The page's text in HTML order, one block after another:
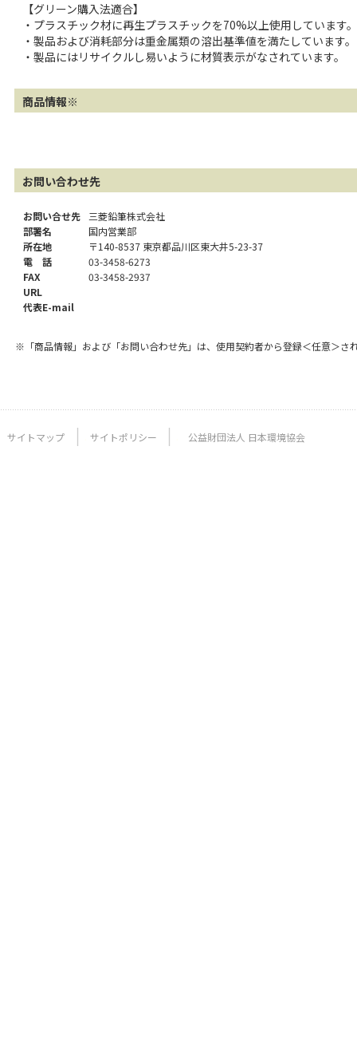
【グリーン購入法適合】
・プラスチック材に再生プラスチックを70%以上使用しています。
・製品および消耗部分は重金属類の溶出基準値を満たしています。
・製品にはリサイクルし易いように材質表示がなされています。
商品情報※
お問い合わせ先
お問い合せ先
三菱鉛筆株式会社
部署名
国内営業部
所在地
〒140-8537 東京都品川区東大井5-23-37
電 話
03-3458-6273
FAX
03-3458-2937
URL
代表E-mail
※「商品情報」および「お問い合わせ先」は、使用契約者から登録＜任意＞さ
サイトマップ サイトポリシー 公益財団法人 日本環境協会